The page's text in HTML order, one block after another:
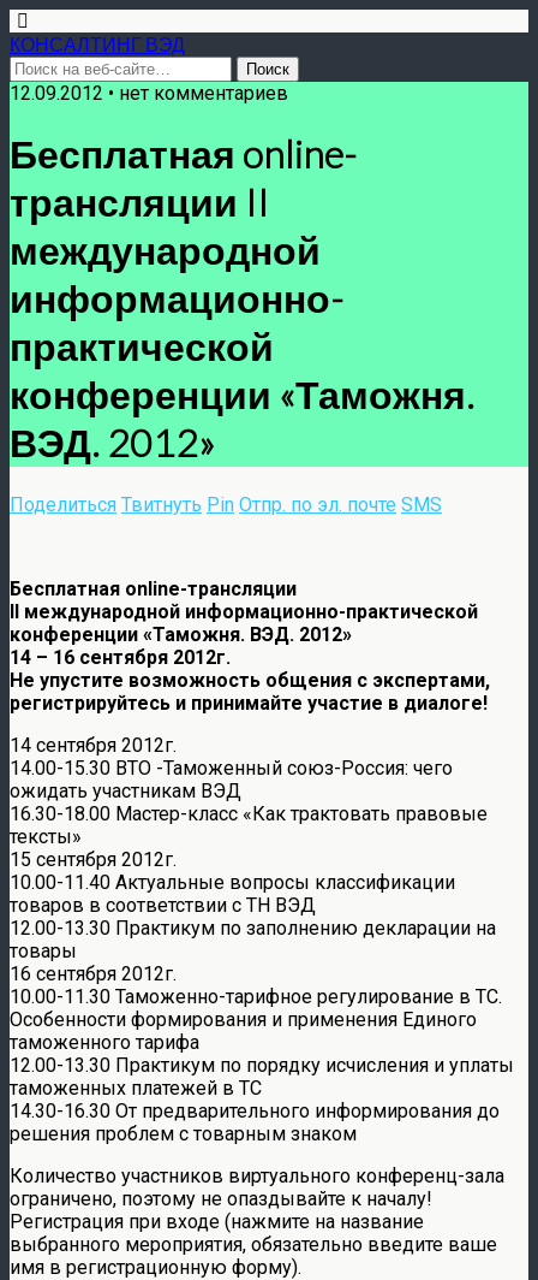
КОНСАЛТИНГ ВЭД
12.09.2012 • нет комментариев
Бесплатная online-
трансляции II
международной
информационно-
практической
конференции «Таможня.
ВЭД. 2012»
Поделиться Твитнуть Pin Отпр. по эл. почте SMS
Бесплатная online-трансляции
II международной информационно-практической
конференции «Таможня. ВЭД. 2012»
14 – 16 сентября 2012г.
Не упустите возможность общения с экспертами,
регистрируйтесь и принимайте участие в диалоге!
14 сентября 2012г.
14.00-15.30 ВТО -Таможенный союз-Россия: чего
ожидать участникам ВЭД
16.30-18.00 Мастер-класс «Как трактовать правовые
тексты»
15 сентября 2012г.
10.00-11.40 Актуальные вопросы классификации
товаров в соответствии с ТН ВЭД
12.00-13.30 Практикум по заполнению декларации на
товары
16 сентября 2012г.
10.00-11.30 Таможенно-тарифное регулирование в ТС.
Особенности формирования и применения Единого
таможенного тарифа
12.00-13.30 Практикум по порядку исчисления и уплаты
таможенных платежей в ТС
14.30-16.30 От предварительного информирования до
решения проблем с товарным знаком
Количество участников виртуального конференц-зала
ограничено, поэтому не опаздывайте к началу!
Регистрация при входе (нажмите на название
выбранного мероприятия, обязательно введите ваше
имя в регистрационную форму).